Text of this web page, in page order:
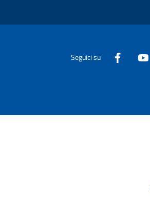
Seguici su